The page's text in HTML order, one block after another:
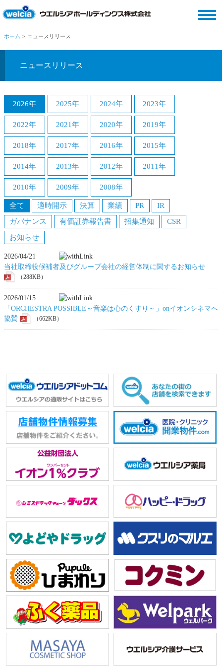
ホーム ニュースリリース
ニュースリリース
2026年 2025年 2024年 2023年
2022年 2021年 2020年 2019年
2018年 2017年 2016年 2015年
2014年 2013年 2012年 2011年
2010年 2009年 2008年
全て 適時開示 決算 業績 PR
IR
ガバナンス
有価証券報告書 招集通知
CSR
お知らせ
2026/04/21
当社取締役候補者及びグループ会社の経営体制に関するお知らせ
（288KB）
2026/01/15
「ORCHESTRA POSSIBLE～音楽は心のくすり～」onイオンシネマへ
協賛
（662KB）